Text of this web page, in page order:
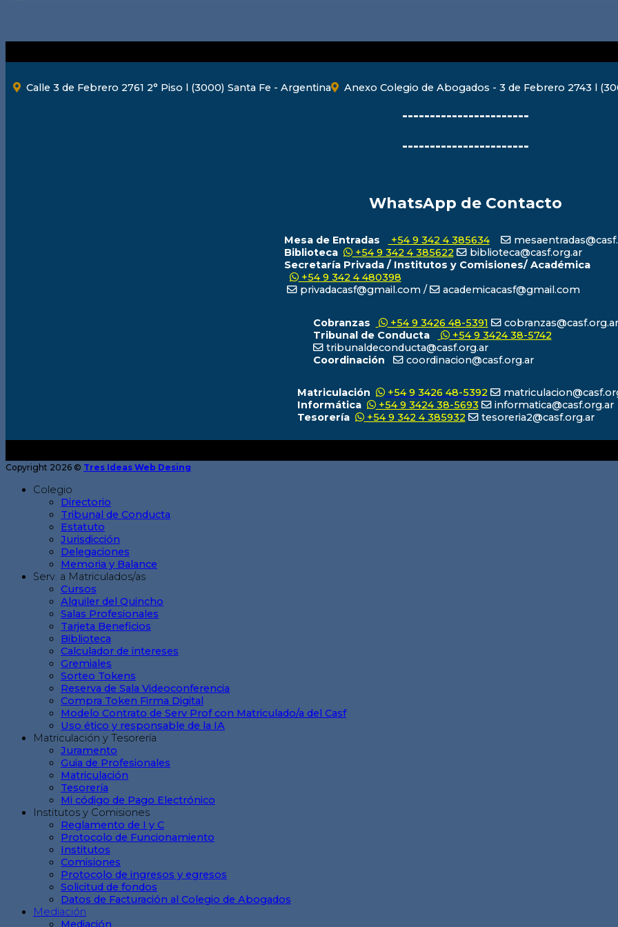
Calle 3 de Febrero 2761 2° Piso l (3000) Santa Fe - Argentina Anexo Colegio de Abogados - 3 de Febrero 2743 l
-----------------------
-----------------------
WhatsApp de Contacto
Mesa de Entradas +54 9 342 4 385634
Biblioteca
+54 9 342 4 385622
biblioteca@casf.org.ar
Secretaría Privada / Institutos y Comisiones/ Académica
+54 9 342 4 480398
privadacasf@gmail.com /
academicacasf@gmail.com
Cobranzas +54 9 3426 48-5391
cobranzas@casf.org.ar
Tribunal de Conducta
+54 9 3424 38-5742
tribunaldeconducta@casf.org.ar
Coordinación
coordinacion@casf.org.ar
Matriculación +54 9 3426 48-5392
Informática
+54 9 3424 38-5693
informatica@casf.org.ar
Tesorería
+54 9 342 4 385932 tesoreria2@casf.org.ar
Copyright 2026 © Tres Ideas Web Desing
Colegio
Directorio
Tribunal de Conducta
Estatuto
Jurisdicción
Delegaciones
Memoria y Balance
Serv. a Matriculados/as
Cursos
Alquiler del Quincho
Salas Profesionales
Tarjeta Beneficios
Biblioteca
Calculador de intereses
Gremiales
Sorteo Tokens
Reserva de Sala Videoconferencia
Compra Token Firma Digital
Modelo Contrato de Serv Prof con Matriculado/a del Casf
Uso ético y responsable de la IA
Matriculación y Tesorería
Juramento
Guia de Profesionales
Matriculación
Tesorería
Mi código de Pago Electrónico
Institutos y Comisiones
Reglamento de I y C
Protocolo de Funcionamiento
Institutos
Comisiones
Protocolo de ingresos y egresos
Solicitud de fondos
Datos de Facturación al Colegio de Abogados
Mediación
Mediación